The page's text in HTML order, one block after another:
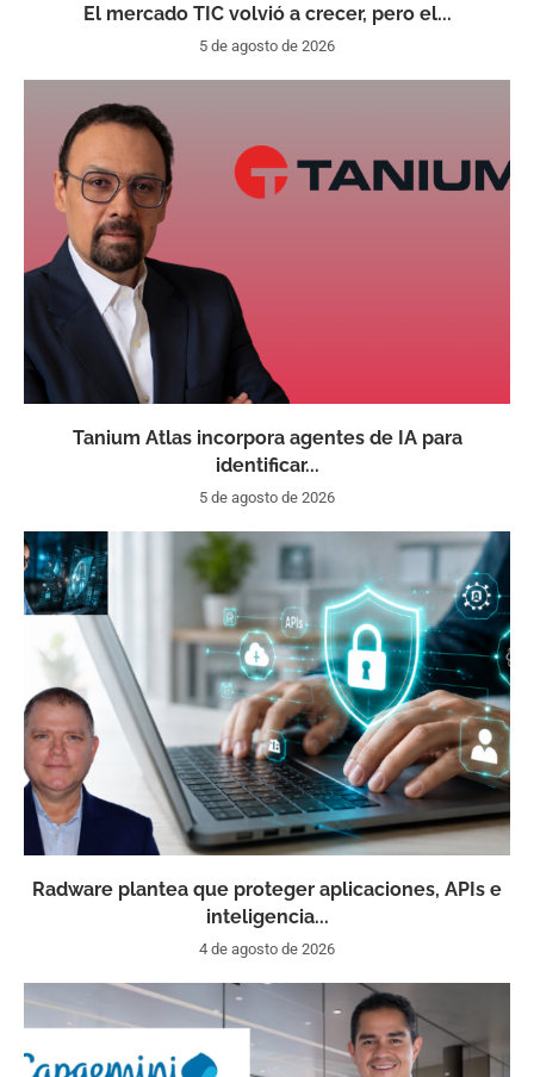
El mercado TIC volvió a crecer, pero el...
5 de agosto de 2026
Tanium Atlas incorpora agentes de IA para
identificar...
5 de agosto de 2026
Radware plantea que proteger aplicaciones, APIs e
inteligencia...
4 de agosto de 2026